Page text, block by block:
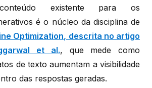
conteúdo existente para os
é o núcleo da disciplina de
Optimization, descrita no artigo
et al., que mede como
de texto aumentam a visibilidade
das respostas geradas.